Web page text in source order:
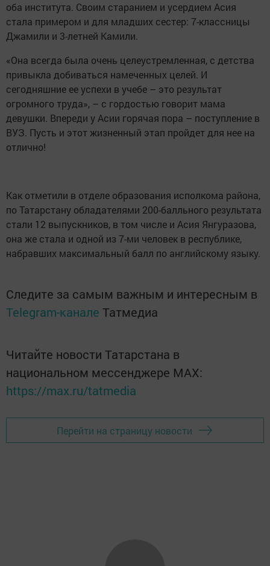
оба института. Своим старанием и усердием Асия
стала примером и для младших сестер: 7-классницы
Джамили и 3-летней Камили.
«Она всегда была очень целеустремленная, с детства
привыкла добиваться намеченных целей. И
сегодняшние ее успехи в учебе – это результат
огромного труда», – с гордостью говорит мама
девушки. Впереди у Асии горячая пора – поступление в
ВУЗ. Пусть и этот жизненный этап пройдет для нее на
отлично!
Как отметили в отделе образования исполкома района,
по Татарстану обладателями 200-балльного результата
стали 12 выпускников, в том числе и Асия Янгуразова,
она же стала и одной из 7-ми человек в республике,
набравших максимальный балл по английскому языку.
Следите за самым важным и интересным в
Telegram-канале Татмедиа
Читайте новости Татарстана в
национальном мессенджере MАХ:
https://max.ru/tatmedia
Перейти на страницу новости